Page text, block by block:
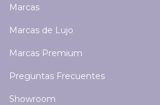
Marcas
Marcas de Lujo
Marcas Premium
Preguntas Frecuentes
Showroom